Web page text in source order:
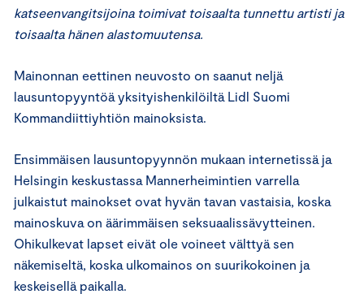
katseenvangitsijoina toimivat toisaalta tunnettu artisti ja
toisaalta hänen alastomuutensa.
Mainonnan eettinen neuvosto on saanut neljä
lausuntopyyntöä yksityishenkilöiltä Lidl Suomi
Kommandiittiyhtiön mainoksista.
Ensimmäisen lausuntopyynnön mukaan internetissä ja
Helsingin keskustassa Mannerheimintien varrella
julkaistut mainokset ovat hyvän tavan vastaisia, koska
mainoskuva on äärimmäisen seksuaalissävytteinen.
Ohikulkevat lapset eivät ole voineet välttyä sen
näkemiseltä, koska ulkomainos on suurikokoinen ja
keskeisellä paikalla.